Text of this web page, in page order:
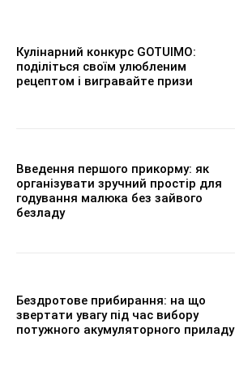
Кулінарний конкурс GOTUIMO:
поділіться своїм улюбленим
рецептом і вигравайте призи
Введення першого прикорму: як
організувати зручний простір для
годування малюка без зайвого
безладу
Бездротове прибирання: на що
звертати увагу під час вибору
потужного акумуляторного приладу